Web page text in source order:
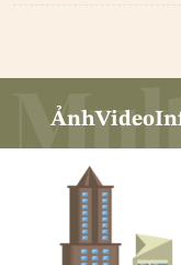
ẢnhVideo